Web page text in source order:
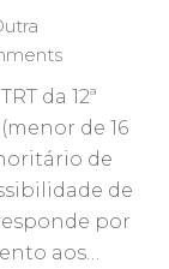
da 12ª
de 16
de
de
por
aos…